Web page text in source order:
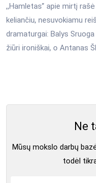
,,Hamletas” apie mirtį
keliančiu, nesuvokiamu
dramaturgai: Balys
žiūri ironiškai, o Antanas
Ne
Mūsų mokslo darbų
todėl